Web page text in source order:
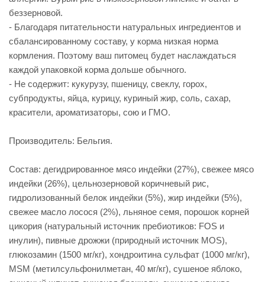
беззерновой.
- Благодаря питательности натуральных ингредиентов и
сбалансированному составу, у корма низкая норма
кормления. Поэтому ваш питомец будет наслаждаться
каждой упаковкой корма дольше обычного.
- Не содержит: кукурузу, пшеницу, свеклу, горох,
субпродукты, яйца, курицу, куриный жир, соль, сахар,
красители, ароматизаторы, сою и ГМО.
Производитель: Бельгия.
Состав: дегидрированное мясо индейки (27%), свежее мясо
индейки (26%), цельнозерновой коричневый рис,
гидролизованный белок индейки (5%), жир индейки (5%),
свежее масло лосося (2%), льняное семя, порошок корней
цикория (натуральный источник пребиотиков: FOS и
инулин), пивные дрожжи (природный источник MOS),
глюкозамин (1500 мг/кг), хондроитина сульфат (1000 мг/кг),
MSM (метилсульфонилметан, 40 мг/кг), сушеное яблоко,